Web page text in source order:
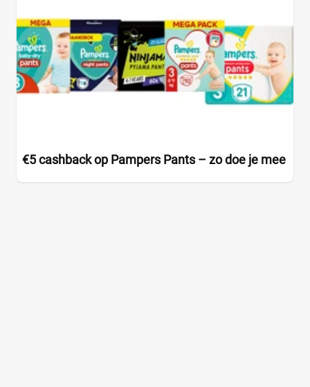
€5 cashback op Pampers Pants – zo doe je mee